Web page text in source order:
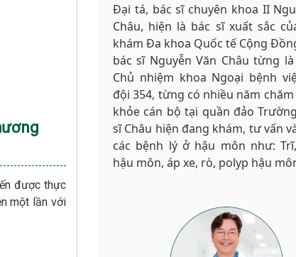
được thực
một lần với
Đại tá, bác sĩ chuyên khoa II
Châu, hiện là bác sĩ xuất sắc
khám Đa khoa Quốc tế Cộng
bác sĩ Nguyễn Văn Châu từng
Chủ nhiệm khoa Ngoại bệnh
đội 354, từng có nhiều năm chăm
khỏe cán bộ tại quần đảo
sĩ Châu hiện đang khám, tư vấn
các bệnh lý ở hậu môn như:
hậu môn, áp xe, rò, polyp hậu